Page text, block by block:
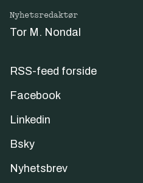
Nyhetsredaktør
Tor M. Nondal
RSS-feed forside
Facebook
Linkedin
Bsky
Nyhetsbrev